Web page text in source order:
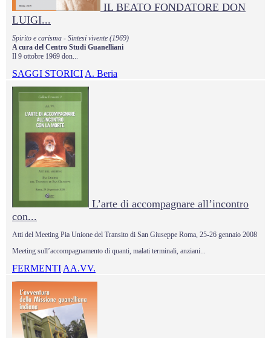
IL BEATO FONDATORE DON
LUIGI...
Spirito e carisma - Sintesi vivente (1969)
A cura del Centro Studi Guanelliani
Il 9 ottobre 1969 don...
SAGGI STORICI A. Beria
L’arte di accompagnare all’incontro
con...
Atti del Meeting Pia Unione del Transito di San Giuseppe Roma, 25-26 gennaio 2008
Meeting sull’accompagnamento di quanti, malati terminali, anziani...
FERMENTI AA.VV.